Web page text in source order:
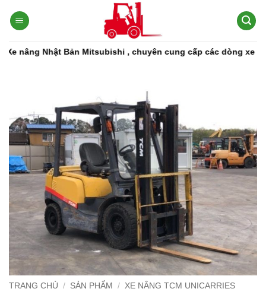
qua
dungNhật Bản Mitsubishi , chuyên cung cấp các dòng xe nâng,
TRANG CHỦ / SẢN PHẨM / XE NÂNG TCM UNICARRIES